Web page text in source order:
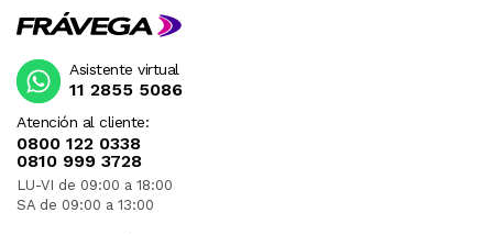
Atención al cliente:
0800 122 0338
0810 999 3728
LU-VI de 09:00 a 18:00
SA de 09:00 a 13:00
Asistente virtual
11 2855 5086